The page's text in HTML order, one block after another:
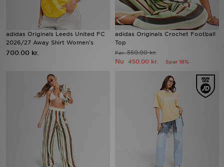
adidas Originals Leeds United FC
2026/27 Away Shirt Women's
700.00 kr.
adidas Originals Crochet Football
Top
Før550.00 kr.
Nu 450.00 kr. Spar 18%
Fodbold
Sport
Mine beskeder
Hjælp & information